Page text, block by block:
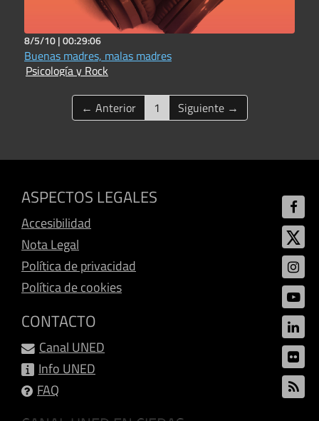
8/5/10 |00:29:06
Buenas madres, malas madres
Psicología y Rock
← Anterior 1 (current)
Siguiente →
ASPECTOS LEGALES
Accesibilidad
Nota Legal
Política de privacidad
Política de cookies
CONTACTO
Canal UNED
Info UNED
FAQ